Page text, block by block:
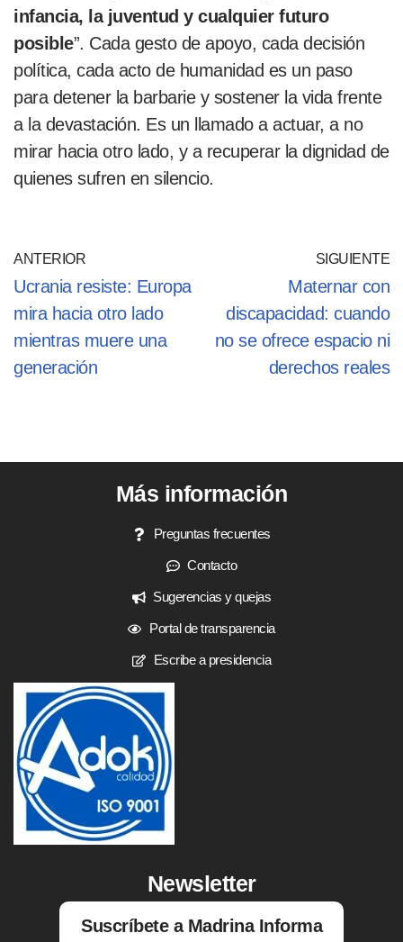
infancia, la juventud y cualquier futuro
posible”. Cada gesto de apoyo, cada decisión
política, cada acto de humanidad es un paso
para detener la barbarie y sostener la vida frente
a la devastación. Es un llamado a actuar, a no
mirar hacia otro lado, y a recuperar la dignidad de
quienes sufren en silencio.
ANTERIOR
Ucrania resiste: Europa
mira hacia otro lado
mientras muere una
generación
SIGUIENTE
Maternar con
discapacidad: cuando
no se ofrece espacio ni
derechos reales
Más información
Preguntas frecuentes
Contacto
Sugerencias y quejas
Portal de transparencia
Escribe a presidencia
Newsletter
Suscríbete a Madrina Informa